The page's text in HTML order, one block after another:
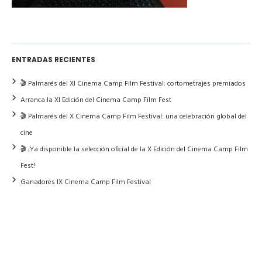
ENTRADAS RECIENTES
🎬 Palmarés del XI Cinema Camp Film Festival: cortometrajes premiados
Arranca la XI Edición del Cinema Camp Film Fest
🎬 Palmarés del X Cinema Camp Film Festival: una celebración global del
cine
🎬 ¡Ya disponible la selección oficial de la X Edición del Cinema Camp Film
Fest!
Ganadores IX Cinema Camp Film Festival